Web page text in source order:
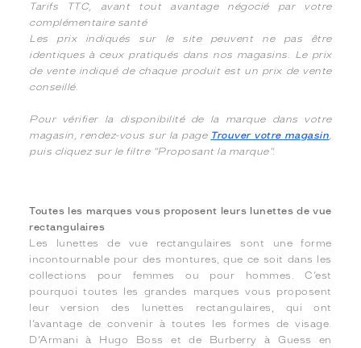
Tarifs TTC, avant tout avantage négocié par votre
complémentaire santé
Les prix indiqués sur le site peuvent ne pas être
identiques à ceux pratiqués dans nos magasins. Le prix
de vente indiqué de chaque produit est un prix de vente
conseillé.
Pour vérifier la disponibilité de la marque dans votre
magasin, rendez-vous sur la page Trouver votre magasin,
puis cliquez sur le filtre "Proposant la marque".
Toutes les marques vous proposent leurs lunettes de vue
rectangulaires
Les lunettes de vue rectangulaires sont une forme
incontournable pour des montures, que ce soit dans les
collections pour femmes ou pour hommes. C’est
pourquoi toutes les grandes marques vous proposent
leur version des lunettes rectangulaires, qui ont
l’avantage de convenir à toutes les formes de visage.
D’Armani à Hugo Boss et de Burberry à Guess en